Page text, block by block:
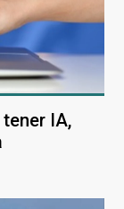
IA,